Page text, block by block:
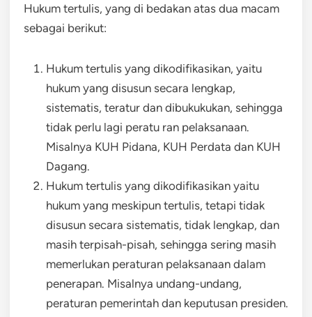
Hukum tertulis, yang di bedakan atas dua macam
sebagai berikut:
Hukum tertulis yang dikodifikasikan, yaitu
hukum yang disusun secara lengkap,
sistematis, teratur dan dibukukukan, sehingga
tidak perlu lagi peratu ran pelaksanaan.
Misalnya KUH Pidana, KUH Perdata dan KUH
Dagang.
Hukum tertulis yang dikodifikasikan yaitu
hukum yang meskipun tertulis, tetapi tidak
disusun secara sistematis, tidak lengkap, dan
masih terpisah-pisah, sehingga sering masih
memerlukan peraturan pelaksanaan dalam
penerapan. Misalnya undang-undang,
peraturan pemerintah dan keputusan presiden.